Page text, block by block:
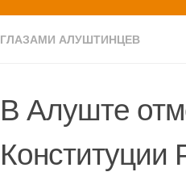
ГЛАЗАМИ АЛУШТИНЦЕВ
В Алуште
Конституции